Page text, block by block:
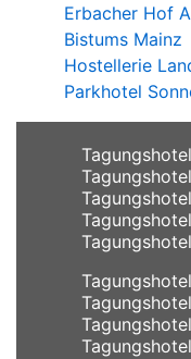
Erbacher Hof
Bistums Mainz
Hostellerie
Parkhotel